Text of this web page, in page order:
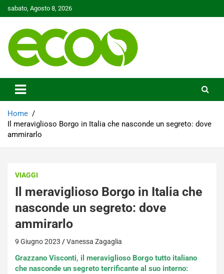
to
sabato, Agosto 8, 2026
Ecoo.it
Home
Il meraviglioso Borgo in Italia che nasconde un segreto: dove
ammirarlo
VIAGGI
Il meraviglioso Borgo in Italia che
nasconde un segreto: dove
ammirarlo
9 Giugno 2023 Vanessa Zagaglia
Grazzano Visconti, il meraviglioso Borgo tutto italiano
che nasconde un segreto terrificante al suo interno: